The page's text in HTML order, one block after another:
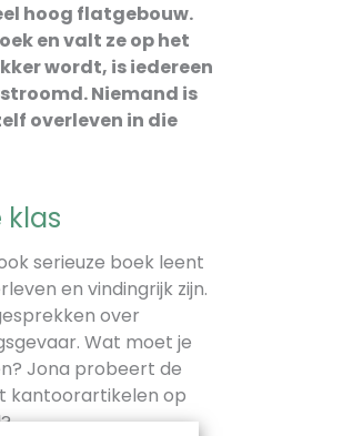
hoog flatgebouw.
en valt ze op het
wordt, is iedereen
Niemand is
overleven in die
klas
serieuze boek leent
en vindingrijk zijn.
over
Wat moet je
Jona probeert de
kantoorartikelen op